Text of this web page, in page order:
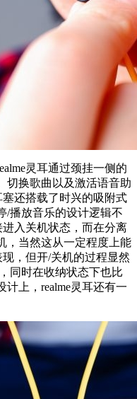
灵耳通过颈挂一侧的
切换歌曲以及激活语音助
塞还搭载了时兴的吸附式
/播放音乐的设计逻辑不
进入关机状态，而在分离
，当然这从一定程度上能
，但开/关机的过程显然
同时在收纳状态下也比
上，realme灵耳还有一